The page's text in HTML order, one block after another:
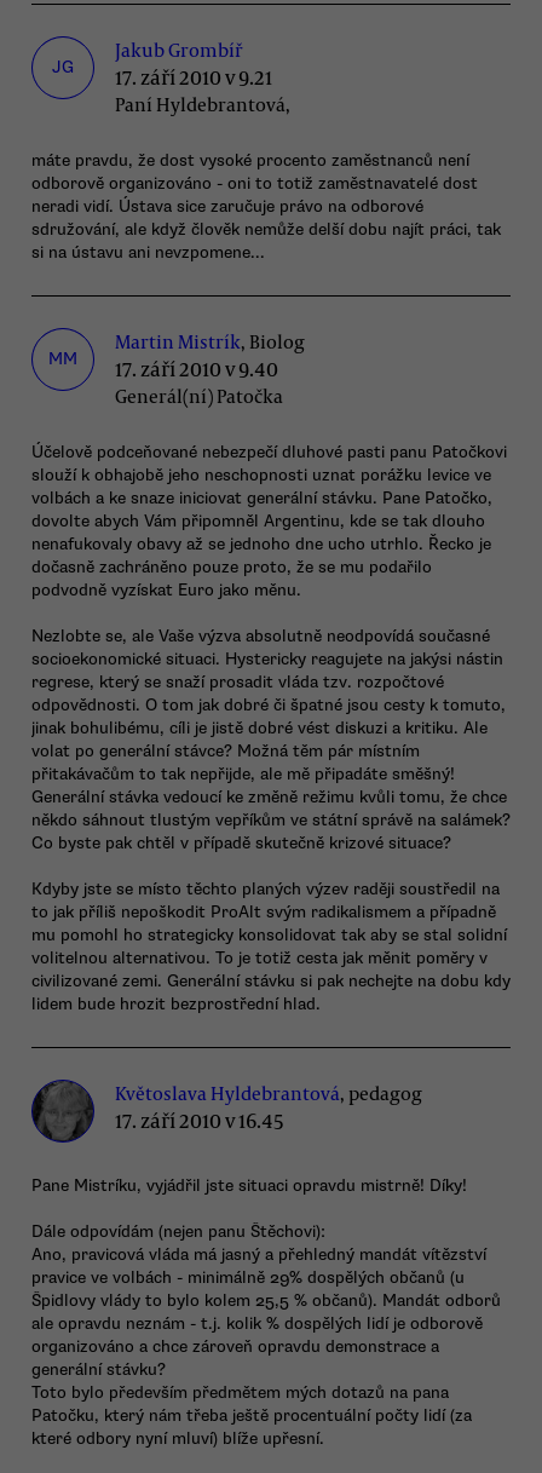
JG
Jakub Grombíř
17. září 2010 v 9.21
Paní Hyldebrantová,
máte pravdu, že dost vysoké procento zaměstnanců není
odborově organizováno - oni to totiž zaměstnavatelé dost
neradi vidí. Ústava sice zaručuje právo na odborové
sdružování, ale když člověk nemůže delší dobu najít práci, tak
si na ústavu ani nevzpomene...
MM
Martin Mistrík, Biolog
17. září 2010 v 9.40
Generál(ní) Patočka
Účelově podceňované nebezpečí dluhové pasti panu Patočkovi
slouží k obhajobě jeho neschopnosti uznat porážku levice ve
volbách a ke snaze iniciovat generální stávku. Pane Patočko,
dovolte abych Vám připomněl Argentinu, kde se tak dlouho
nenafukovaly obavy až se jednoho dne ucho utrhlo. Řecko je
dočasně zachráněno pouze proto, že se mu podařilo
podvodně vyzískat Euro jako měnu.
Nezlobte se, ale Vaše výzva absolutně neodpovídá současné
socioekonomické situaci. Hystericky reagujete na jakýsi nástin
regrese, který se snaží prosadit vláda tzv. rozpočtové
odpovědnosti. O tom jak dobré či špatné jsou cesty k tomuto,
jinak bohulibému, cíli je jistě dobré vést diskuzi a kritiku. Ale
volat po generální stávce? Možná těm pár místním
přitakávačům to tak nepřijde, ale mě připadáte směšný!
Generální stávka vedoucí ke změně režimu kvůli tomu, že chce
někdo sáhnout tlustým vepříkům ve státní správě na salámek?
Co byste pak chtěl v případě skutečně krizové situace?
Kdyby jste se místo těchto planých výzev raději soustředil na
to jak příliš nepoškodit ProAlt svým radikalismem a případně
mu pomohl ho strategicky konsolidovat tak aby se stal solidní
volitelnou alternativou. To je totiž cesta jak měnit poměry v
civilizované zemi. Generální stávku si pak nechejte na dobu kdy
lidem bude hrozit bezprostřední hlad.
Květoslava Hyldebrantová, pedagog
17. září 2010 v 16.45
Pane Mistríku, vyjádřil jste situaci opravdu mistrně! Díky!
Dále odpovídám (nejen panu Štěchovi):
Ano, pravicová vláda má jasný a přehledný mandát vítězství
pravice ve volbách - minimálně 29% dospělých občanů (u
Špidlovy vlády to bylo kolem 25,5 % občanů). Mandát odborů
ale opravdu neznám - t.j. kolik % dospělých lidí je odborově
organizováno a chce zároveň opravdu demonstrace a
generální stávku?
Toto bylo především předmětem mých dotazů na pana
Patočku, který nám třeba ještě procentuální počty lidí (za
které odbory nyní mluví) blíže upřesní.